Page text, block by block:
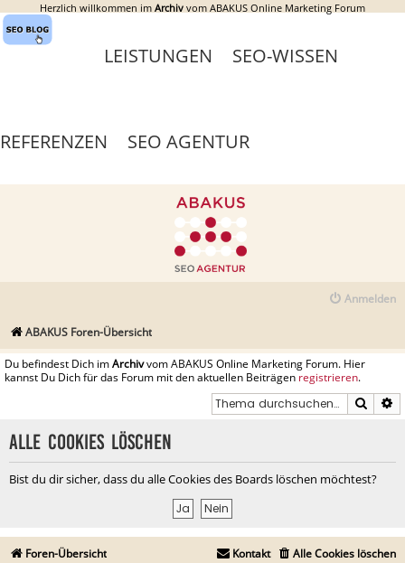
Herzlich willkommen im Archiv vom ABAKUS Online Marketing Forum
LEISTUNGEN SEO-WISSEN
REFERENZEN SEO AGENTUR
Anmelden
ABAKUS Foren-Übersicht
Du befindest Dich imArchivvom ABAKUS Online Marketing Forum. Hier
kannst Du Dich für das Forum mit den aktuellen Beiträgen registrieren.
Suche
Alle Cookies löschen
Bist du dir sicher, dass du alle Cookies des Boards löschen möchtest?
Foren-Übersicht Alle Cookies löschen
Kontakt